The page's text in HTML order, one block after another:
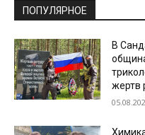
ПОПУЛЯРНОЕ
В
жертв